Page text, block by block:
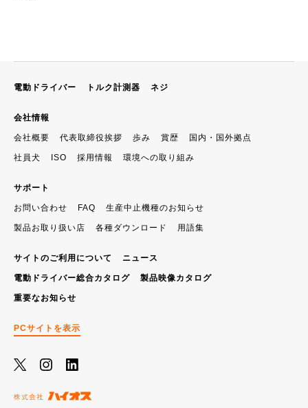
電動ドライバー トルク計測器 ネジ
会社情報
会社概要 代表取締役挨拶 歩み 賞歴 国内・国外拠点
社員犬 ISO 採用情報 環境への取り組み
サポート
お問い合わせ FAQ 生産中止機種のお知らせ
製品お取り扱い店 各種ダウンロード 用語集
サイトのご利用について ニュース
電動ドライバー総合カタログ 製品映像カタログ
重要なお知らせ
PCサイトを表示